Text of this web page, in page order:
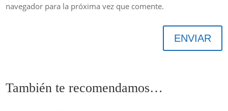
navegador para la próxima vez que comente.
ENVIAR
También te recomendamos…